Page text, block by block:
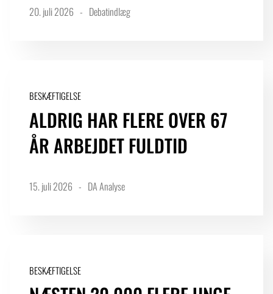
20. juli 2026 Debatindlæg
BESKÆFTIGELSE
ALDRIG HAR FLERE OVER 67
ÅR ARBEJDET FULDTID
15. juli 2026 DA Analyse
BESKÆFTIGELSE